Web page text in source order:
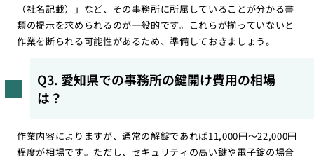
（社名記載）」など、その事務所に所属していることが分かる書
類の提示を求められるのが一般的です。これらが揃っていないと
作業を断られる可能性があるため、準備しておきましょう。
Q3. 愛知県での事務所の鍵開け費用の相場
は？
作業内容によりますが、通常の解錠であれば11,000円〜22,000円
程度が相場です。ただし、セキュリティの高い鍵や電子錠の場合